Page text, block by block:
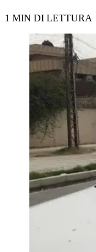
1 MIN DI LETTURA